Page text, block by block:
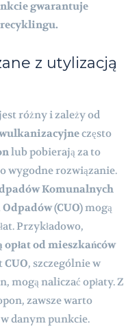
gwarantuje
z utylizacją
różny i zależy od
często
lub pobierają za to
wygodne rozwiązanie.
Komunalnych
(CUO)mogą
Przykładowo,
od mieszkańców
CUO, szczególnie w
mogą naliczać opłaty. Z
zawsze warto
danym punkcie.